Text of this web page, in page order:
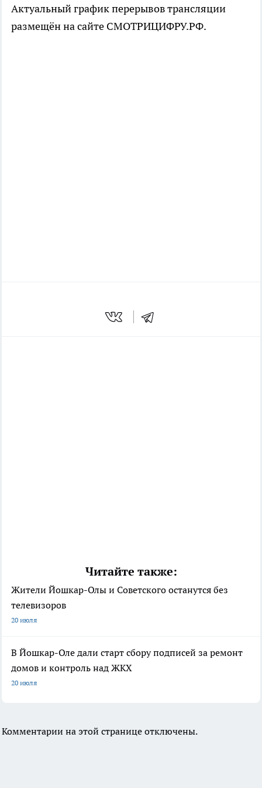
Актуальный график перерывов трансляции
размещён на сайте СМОТРИЦИФРУ.РФ.
Читайте также:
Жители Йошкар-Олы и Советского останутся без
телевизоров
20 июля
В Йошкар-Оле дали старт сбору подписей за ремонт
домов и контроль над ЖКХ
20 июля
Комментарии на этой странице отключены.